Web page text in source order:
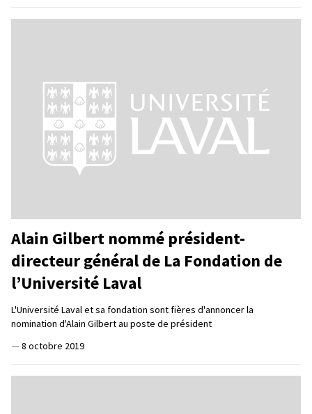
Alain Gilbert nommé président-
directeur général de La Fondation de
l’Université Laval
L'Université Laval et sa fondation sont fières d'annoncer la
nomination d'Alain Gilbert au poste de président
— 8 octobre 2019